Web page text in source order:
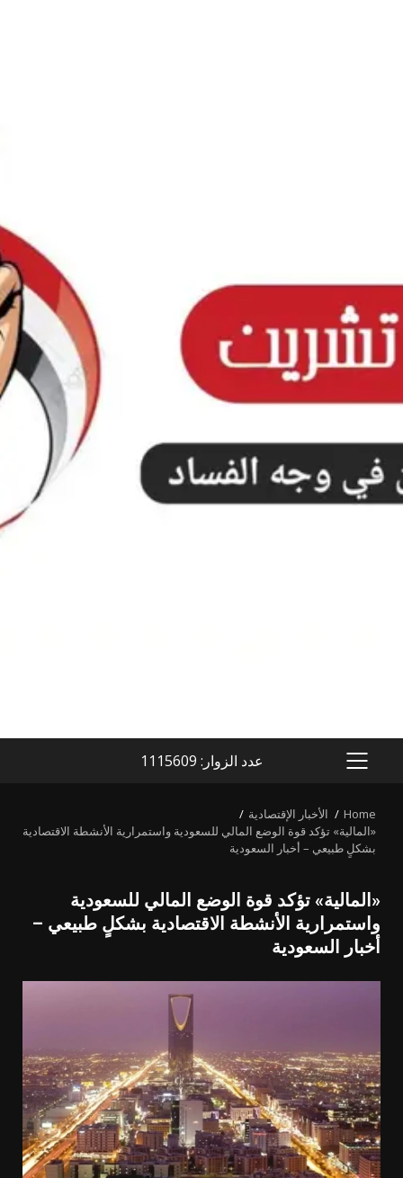
PRIMARY
عدد الزوار: 1115609
Home
الأخبار الإقتصادية
«المالية» تؤكد قوة الوضع المالي للسعودية واستمرارية الأنشطة الاقتصادية
بشكلٍ طبيعي – أخبار السعودية
«المالية» تؤكد قوة الوضع المالي للسعودية
واستمرارية الأنشطة الاقتصادية بشكلٍ طبيعي –
أخبار السعودية